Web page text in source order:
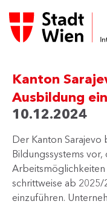
Kanton
Ausbildung ein
10.12.2024
Der Kanton
Bildungssystems
Arbeitsmöglichkeiten
schrittweise ab
einzuführen.